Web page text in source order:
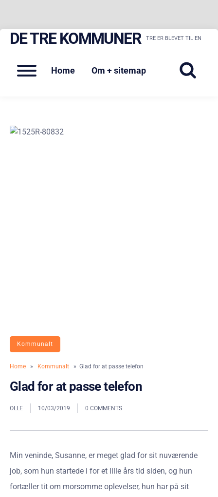
SkipDE TRE KOMMUNER TRE ER BLEVET TIL EN
Menu
Home Om + sitemap
Kommunalt
Home » Kommunalt » Glad for at passe telefon
Glad for at passe telefon
OLLE 10/03/2019 0 COMMENTS
Min veninde, Susanne, er meget glad for sit nuværende
job, som hun startede i for et lille års tid siden, og hun
fortæller tit om morsomme oplevelser, hun har på sit